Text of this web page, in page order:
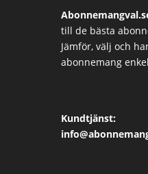
till de bästa
Jämför, välj och
abonnemang
Kundtjänst: